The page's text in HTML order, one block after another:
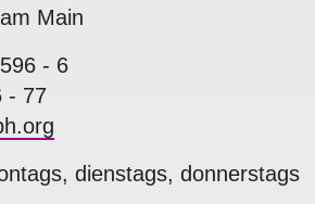
Main
- 6
- 77
dienstags, donnerstags